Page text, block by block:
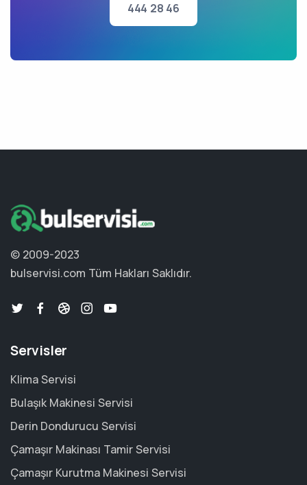
444 28 46
© 2009-2023
bulservisi.com Tüm Hakları Saklıdır.
Servisler
Klima Servisi
Bulaşık Makinesi Servisi
Derin Dondurucu Servisi
Çamaşır Makinası Tamir Servisi
Çamaşır Kurutma Makinesi Servisi